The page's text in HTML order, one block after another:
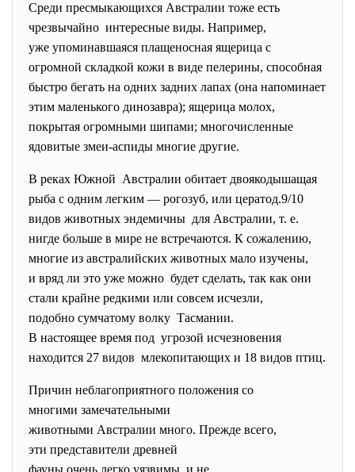
Среди пресмыкающихся Австралии тоже есть
чрезвычайно интересные виды. Например,
уже упоминавшаяся плащеносная ящерица с
огромной складкой кожи в виде пелерины, способная
быстро бегать на одних задних лапах (она напоминает
этим маленького динозавра); ящерица молох,
покрытая огромными шипами; многочисленные
ядовитые змеи-аспиды многие другие.
В реках Южной Австралии обитает двоякодышащая
рыба с одним легким — рогозуб, или цератод.9/10
видов животных эндемичны для Австралии, т. е.
нигде больше в мире не встречаются. К сожалению,
многие из австралийских животных мало изучены,
и вряд ли это уже можно будет сделать, так как они
стали крайне редкими или совсем исчезли,
подобно сумчатому волку Тасмании.
В настоящее время под угрозой исчезновения
находится 27 видов млекопитающих и 18 видов птиц.
Причин неблагоприятного положения со
многими замечательными
животными Австралии много. Прежде всего,
эти представители древней
фауны очень легко уязвимы и не